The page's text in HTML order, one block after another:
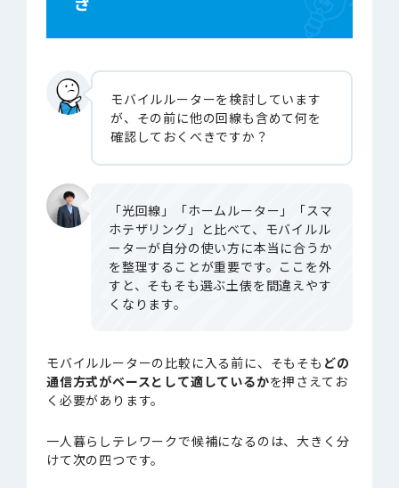
モバイルルーターを検討しています
が、その前に他の回線も含めて何を
確認しておくべきですか？
「光回線」「ホームルーター」「スマ
ホテザリング」と比べて、モバイルル
ーターが自分の使い方に本当に合うか
を整理することが重要です。ここを外
すと、そもそも選ぶ土俵を間違えやす
くなります。
モバイルルーターの比較に入る前に、そもそも どの
通信方式がベースとして適しているかを押さえてお
く必要があります。
一人暮らしテレワークで候補になるのは、大きく分
けて次の四つです。